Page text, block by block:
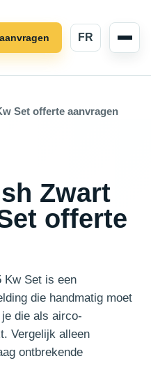
FR
Set offerte aanvragen
Zwart
offerte
Kw Set is een
die handmatig moet
die als airco-
Vergelijk alleen
ontbrekende